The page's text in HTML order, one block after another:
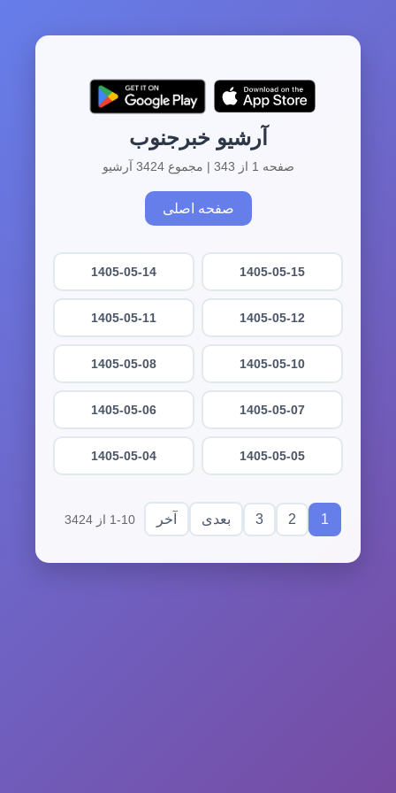
آرشیو خبرجنوب
صفحه 1 از 343 | مجموع 3424 آرشیو
صفحه اصلی
1405-05-15
1405-05-14
1405-05-12
1405-05-11
1405-05-10
1405-05-08
1405-05-07
1405-05-06
1405-05-05
1405-05-04
1
2
3 بعدی آخر 1-10 از 3424